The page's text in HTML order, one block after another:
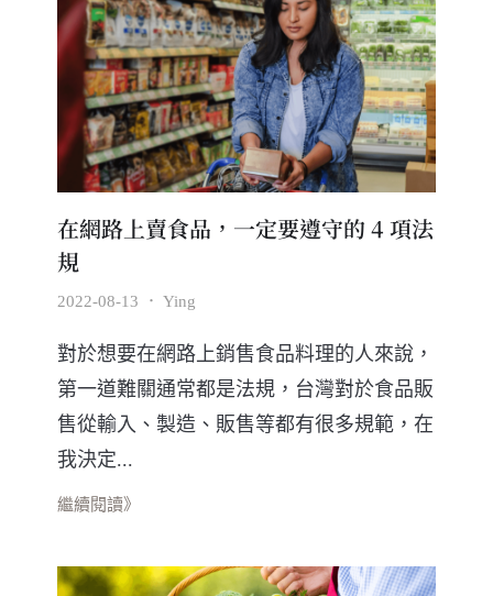
在網路上賣食品，一定要遵守的 4 項法
規
2022-08-13 ． Ying
對於想要在網路上銷售食品料理的人來說，
第一道難關通常都是法規，台灣對於食品販
售從輸入、製造、販售等都有很多規範，在
我決定...
繼續閱讀》